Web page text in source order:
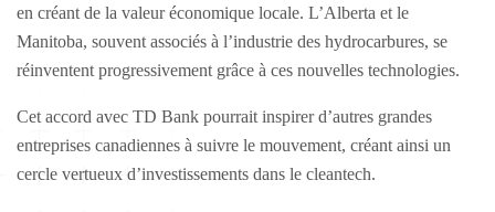
en créant de la valeur économique locale. L’Alberta et le
Manitoba, souvent associés à l’industrie des hydrocarbures, se
réinventent progressivement grâce à ces nouvelles technologies.
Cet accord avec TD Bank pourrait inspirer d’autres grandes
entreprises canadiennes à suivre le mouvement, créant ainsi un
cercle vertueux d’investissements dans le cleantech.